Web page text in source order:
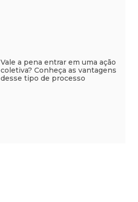
Vale a pena entrar em uma ação
coletiva? Conheça as vantagens
desse tipo de processo